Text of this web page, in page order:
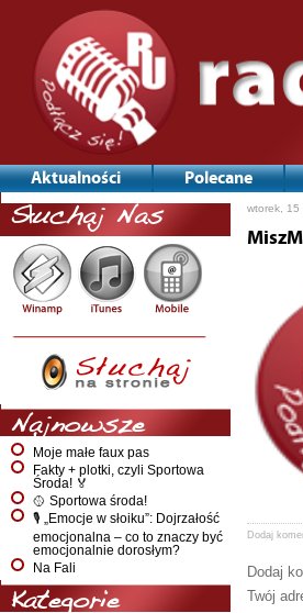
Aktualności Polecane
Słuchaj Nas
Najnowsze
Moje małe faux pas
Fakty + plotki, czyli Sportowa
Środa! 🏅
🥎 Sportowa środa!
🎙️ „Emocje w słoiku”: Dojrzałość
emocjonalna – co to znaczy być
emocjonalnie dorosłym?
Na Fali
Kategorie
wtorek, 15
Dodaj
Dodaj
Twój